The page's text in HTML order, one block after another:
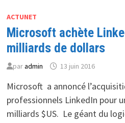
ACHETE
SE
REDÉPLOIE
ACTUNET
Microsoft achète
milliards de dollars
paradmin 13 juin 2016
Microsoft a annoncé
professionnels LinkedIn pour
milliards $US. Le géant du